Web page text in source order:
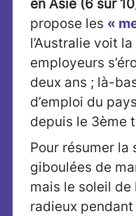
en Asie (6 sur
propose les «
l’Australie voit
employeurs
deux ans ; là-
d’emploi du
depuis le 3ème
Pour résumer la
giboulées de
mais le soleil de
radieux